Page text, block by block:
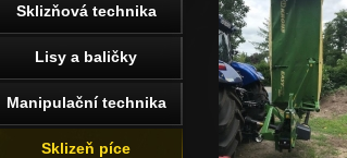
Sklizňová technika
Lisy a baličky
Manipulační technika
Sklizeň píce